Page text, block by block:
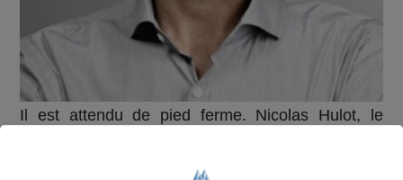
Il est attendu de pied ferme. Nicolas Hulot, le